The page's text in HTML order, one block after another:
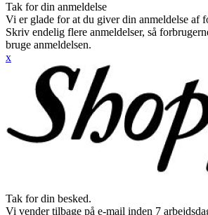
Tak for din anmeldelse
Vi er glade for at du giver din anmeldelse af
Skriv endelig flere anmeldelser, så
bruge anmeldelsen.
x
Tak for din besked.
Vi vender tilbage på e-mail inden 7